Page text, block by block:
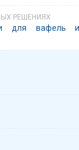
для вафель